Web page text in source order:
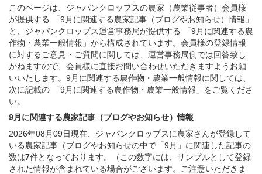
このページは、ジャパンクロップスの農家（農業従事者）会員様
が提供する 「9月に関連する農家記事（ブログやお知らせ）情報」
と、ジャパンクロップス運営事務局が提供する 「9月 に関連する農
作物・農業一般情報」から構成されています。会員様の登録情報
に対するご意見・ご質問に関しては、運営事務局側では回答致し
かねますので、会員様に直接お問い合わせいただきますようお願
いいたします。9月に関連する農作物・農業一般情報に関しては、
次に記載の 「9月に関連する農作物・農業一般情報」をご覧くださ
い。
9月に関連する農家記事（ブログやお知らせ）情報
2026年08月09日現在、ジャパンクロップスに農家さんが登録して
いる農家記事（ブログやお知らせの中で「9月」に関連した記事の
数は7件となっております。（この数字には、サンプルとして登録
された情報が含まれている場合がございます。ご注意いただきま